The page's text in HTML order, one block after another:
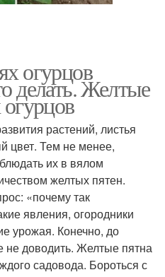
огурцов
делать. Желтые
растений, листья
цвет. Тем не менее,
их в вялом
желтых пятен.
«почему так
явления, огородники
урожая. Конечно, до
не доводить. Желтые пятна
садовода. Бороться с